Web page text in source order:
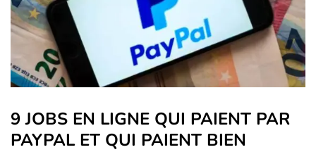
9 JOBS EN LIGNE QUI PAIENT PAR
PAYPAL ET QUI PAIENT BIEN